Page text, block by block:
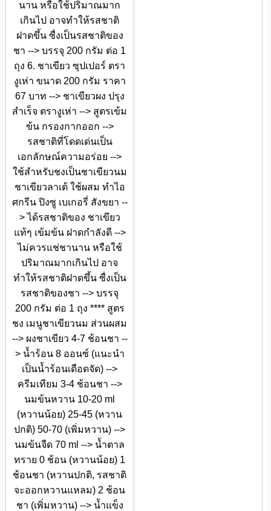
นาน หรือใช้ปริมาณมาก
เกินไป อาจทำให้รสชาติ
ฝาดขึ้น ซื่งเป็นรสชาติของ
ชา --> บรรจุ 200 กรัม ต่อ 1
ถุง 6. ชาเขียว ซุปเปอร์ ตรา
งูเห่า ขนาด 200 กรัม ราคา
67 บาท --> ชาเขียวผง ปรุง
สำเร็จ ตรางูเห่า --> สูตรเข้ม
ข้น กรองกากออก -->
รสชาติที่โดดเด่นเป็น
เอกลักษณ์ความอร่อย -->
ใช้สำหรับชงเป็นชาเขียวนม
ชาเขียวลาเต้ ใช้ผสม ทำไอ
ศกรีน ปิงซู เบเกอรี่ สังขยา --
> ได้รสชาติของ ชาเขียว
แท้ๆ เข้มข้น ฝาดกำลังดี -->
ไม่ควรแช่ชานาน หรือใช้
ปริมาณมากเกินไป อาจ
ทำให้รสชาติฝาดขึ้น ซื่งเป็น
รสชาติของชา --> บรรจุ
200 กรัม ต่อ 1 ถุง **** สูตร
ชง เมนูชาเขียวนม ส่วนผสม
--> ผงชาเขียว 4-7 ช้อนชา --
> น้ำร้อน 8 ออนซ์ (แนะนำ
เป็นน้ำร้อนเดือดจัด) -->
ครีมเทียม 3-4 ช้อนชา -->
นมข้นหวาน 10-20 ml
(หวานน้อย) 25-45 (หวาน
ปกติ) 50-70 (เพิ่มหวาน) -->
นมข้นจืด 70 ml --> น้ำตาล
ทราย 0 ช้อน (หวานน้อย) 1
ช้อนชา (หวานปกติ, รสชาติ
จะออกหวานแหลม) 2 ช้อน
ชา (เพิ่มหวาน) --> น้ำแข็ง